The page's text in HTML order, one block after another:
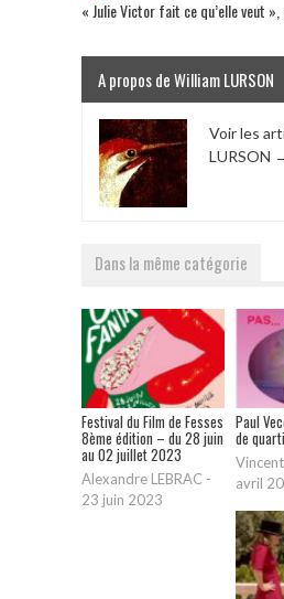
« Julie Victor fait ce qu’elle veut
A propos de William LURSON
Voir les
LURSON
Dans la même catégorie
Festival du Film de Fesses
8ème édition – du 28 juin
au 02 juillet 2023
Alexandre LEBRAC -
23 juin 2023
Paul
de
Vincent
avril